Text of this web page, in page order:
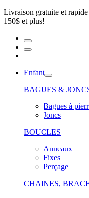
Livraison gratuite et
150$ et plus!
Enfant
BAGUES &
Bagues à
Joncs
BOUCLES
Anneaux
Fixes
Perçage
CHAINES,